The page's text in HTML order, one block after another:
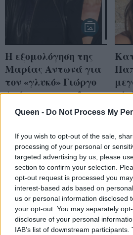
Queen - Do Not Process My
If you wish to opt-out of the sale,
processing of your personal or
targeted advertising by us, please
section to confirm your selection.
opt-out request is processed you
interest-based ads based on
us or personal information disclosed
your opt-out. You may separately
disclosure of your personal
IAB’s list of downstream
Η εξομολόγηση της
Μαρίας Αντωνά για
τον «γλυκό» Γιώργο
Λιάγκα και τα 2
χρόνια μαζί του
και